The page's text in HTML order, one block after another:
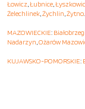
Łowicz,Łubnice,
Żelechlinek,Żychlin,Żytno.
MAZOWIECKIE: Białobrzegi
Nadarzyn,Ożarów
KUJAWSKO-POMORSKIE: